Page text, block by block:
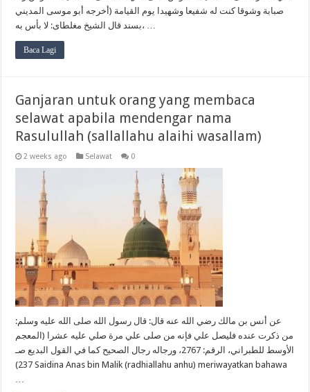
صبابة وشوقا كنت له شفيعا وشهيدا يوم القيامة (أخرجه أبو موسى المديني
بسند قال الشيخ مغلطاى: لا بأس به، …
Baca Lagi
Ganjaran untuk orang yang membaca
selawat apabila mendengar nama
Rasulullah (sallallahu alaihi wasallam)
2 weeks ago Selawat 0
عن أنس بن مالك رضي الله عنه قال: قال رسول الله صلى الله عليه وسلم:
من ذكرت عنده فليصل علي فإنه من صلى علي مرة صلي عليه عشرا (المعجم
الأوسط للطبراني، الرقم: 2767، ورجاله رجال الصحيح كما في القول البديع صـ
237) Saidina Anas bin Malik (radhiallahu anhu) meriwayatkan bahawa
…